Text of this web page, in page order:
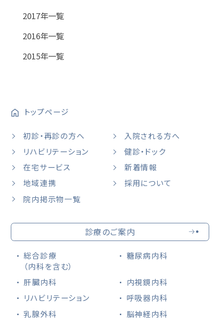
2017年一覧
2016年一覧
2015年一覧
トップページ
初診・再診の方へ
入院される方へ
リハビリテーション
健診・ドック
在宅サービス
新着情報
地域連携
採用について
院内掲示物一覧
診療のご案内
総合診療
（内科を含む）
糖尿病内科
肝臓内科
内視鏡内科
リハビリテーション
呼吸器内科
乳腺外科
脳神経内科